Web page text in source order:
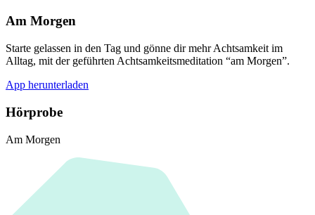
Am Morgen
Starte gelassen in den Tag und gönne dir mehr Achtsamkeit im
Alltag, mit der geführten Achtsamkeitsmeditation “am Morgen”.
App herunterladen
Hörprobe
Am Morgen